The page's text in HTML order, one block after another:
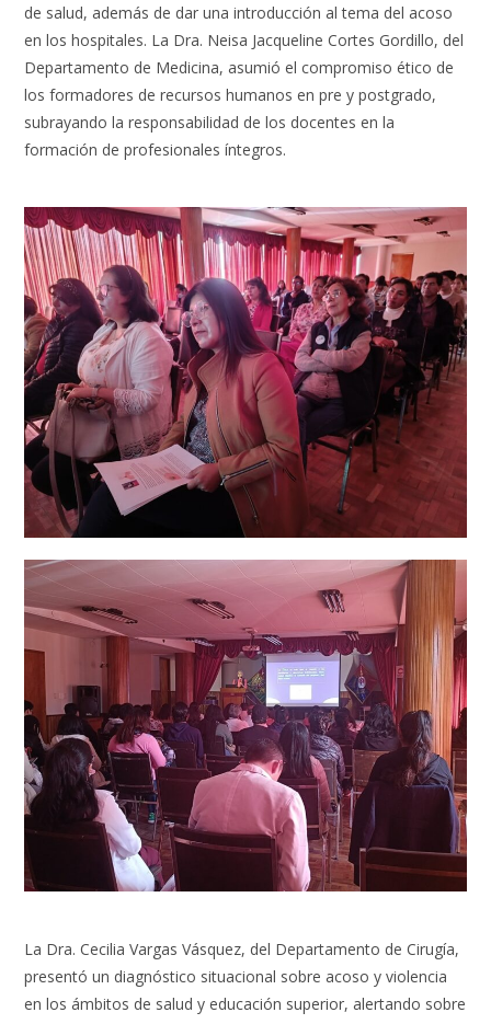
de salud, además de dar una introducción al tema del acoso
en los hospitales. La Dra. Neisa Jacqueline Cortes Gordillo, del
Departamento de Medicina, asumió el compromiso ético de
los formadores de recursos humanos en pre y postgrado,
subrayando la responsabilidad de los docentes en la
formación de profesionales íntegros.
La Dra. Cecilia Vargas Vásquez, del Departamento de Cirugía,
presentó un diagnóstico situacional sobre acoso y violencia
en los ámbitos de salud y educación superior, alertando sobre